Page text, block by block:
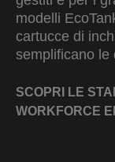
modelli
cartucce di
semplificano le
SCOPRI LE
WORKFORCE